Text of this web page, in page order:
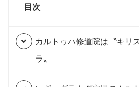
目次
カルトゥハ修道院は〝キリ
ラ〟